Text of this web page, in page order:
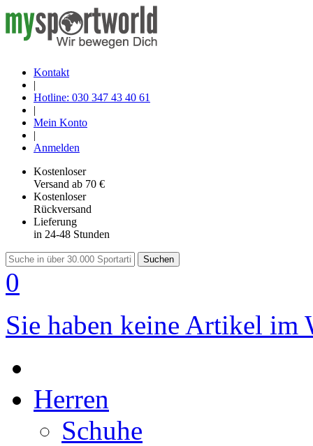
Kontakt
|
Hotline: 030 347 43 40 61
|
Mein Konto
|
Anmelden
Kostenloser
Versand ab 70 €
Kostenloser
Rückversand
Lieferung
in 24-48 Stunden
Suchen
0
Sie haben keine Artikel im
Herren
Schuhe